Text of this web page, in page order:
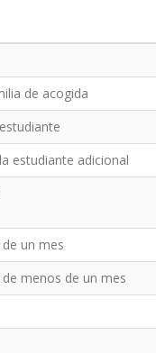
de acogida
estudiante adicional
un mes
menos de un mes